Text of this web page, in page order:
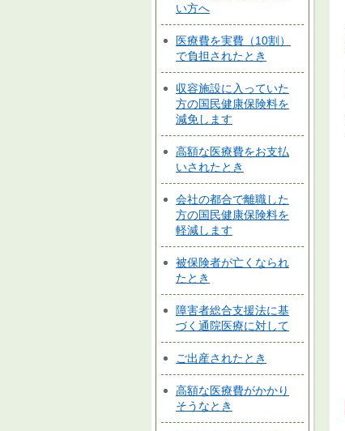
い方へ
医療費を実費（10割）
で負担されたとき
収容施設に入っていた
方の国民健康保険料を
減免します
高額な医療費をお支払
いされたとき
会社の都合で離職した
方の国民健康保険料を
軽減します
被保険者が亡くなられ
たとき
障害者総合支援法に基
づく通院医療に対して
ご出産されたとき
高額な医療費がかかり
そうなとき